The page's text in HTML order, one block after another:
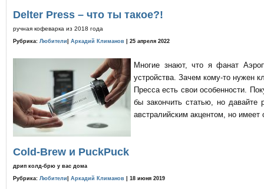
Delter Press – что ты такое?!
ручная кофеварка из 2018 года
Рубрика: Любители Аркадий Климанов | 25 апреля 2022
Многие знают, что я фанат
устройства. Зачем кому-то нужен
Пресса есть свои особенности.
бы закончить статью, но давайте
австралийским акцентом, но имеет
Cold-Brew и PuckPuck
дрип колд-брю у вас дома
Рубрика: Любители Аркадий Климанов | 18 июня 2019